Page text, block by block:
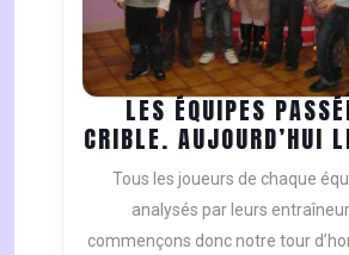
LES ÉQUIPES
CRIBLE. AUJOURD’HUI
Tous les joueurs de chaque
analysés par leurs
commençons donc notre tour